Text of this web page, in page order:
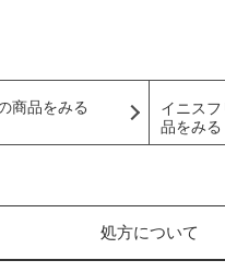
商品をみる
イニス
品をみる
処方について